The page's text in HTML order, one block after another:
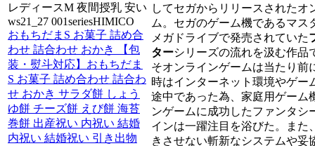
レディースM 夜間授乳 安い
ws21_27 001seriesHIMICO
おもちだまS お菓子 詰め合
わせ 詰合わせ おかき 【包
装・熨斗対応】おもちだま
S お菓子 詰め合わせ 詰合わ
せ おかき サラダ餅 しょう
ゆ餅 チーズ餅 えび餅 海苔
巻餅 出産祝い 内祝い 結婚
内祝い 結婚祝い 引き出物
してセガからリリースされたオ
ム。セガのゲーム機であるマス
メガドライブで発売されていた
ターシリーズの流れを汲む作品
そオンラインゲームは当たり前
時はインターネット環境やゲー
途中であった為、家庭用ゲーム
ンゲームに成功したファンタシ
インは一躍注目を浴びた。また
きさせない斬新なシステムや妥